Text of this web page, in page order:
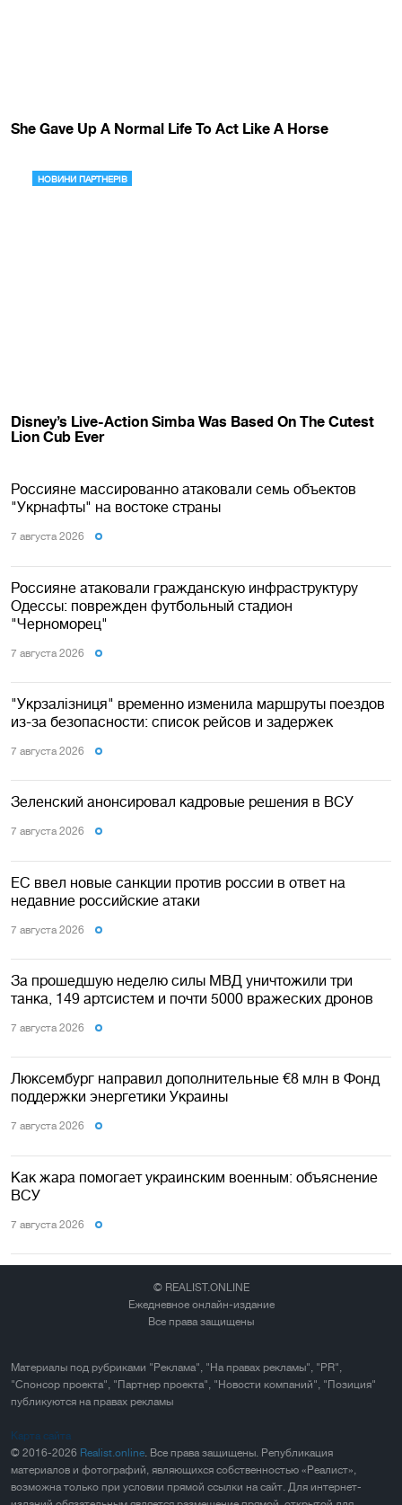
Россияне массированно атаковали семь объектов
"Укрнафты" на востоке страны
7 августа 2026
Россияне атаковали гражданскую инфраструктуру
Одессы: поврежден футбольный стадион
"Черноморец"
7 августа 2026
"Укрзалізниця" временно изменила маршруты поездов
из-за безопасности: список рейсов и задержек
7 августа 2026
Зеленский анонсировал кадровые решения в ВСУ
7 августа 2026
ЕС ввел новые санкции против россии в ответ на
недавние российские атаки
7 августа 2026
За прошедшую неделю силы МВД уничтожили три
танка, 149 артсистем и почти 5000 вражеских дронов
7 августа 2026
Люксембург направил дополнительные €8 млн в Фонд
поддержки энергетики Украины
7 августа 2026
Как жара помогает украинским военным: объяснение
ВСУ
7 августа 2026
© REALIST.ONLINE
Ежедневное онлайн-издание
Все права защищены
Материалы под рубриками "Реклама", "На правах рекламы", "PR",
"Спонсор проекта", "Партнер проекта", "Новости компаний", "Позиция"
публикуются на правах рекламы
Карта сайта
© 2016-2026 Realist.online. Все права защищены. Републикация
материалов и фотографий, являющихся собственностью «Реалист»,
возможна только при условии прямой ссылки на сайт. Для интернет-